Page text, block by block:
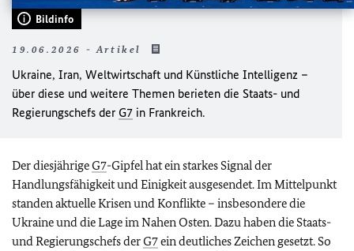
Bildinfo
19.06.2026 - Artikel
Ukraine, Iran, Weltwirtschaft und Künstliche Intelligenz –
über diese und weitere Themen berieten die Staats- und
Regierungschefs der G7 in Frankreich.
Der diesjährigeG7-Gipfel hat ein starkes Signal der
Handlungsfähigkeit und Einigkeit ausgesendet. Im Mittelpunkt
standen aktuelle Krisen und Konflikte – insbesondere die
Ukraine und die Lage im Nahen Osten. Dazu haben die Staats-
und Regierungschefs derG7ein deutliches Zeichen gesetzt. So